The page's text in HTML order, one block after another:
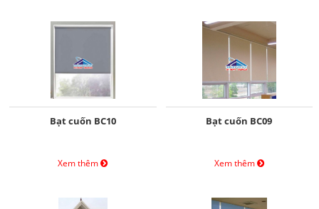
Bạt cuốn BC10
Xem thêm
Bạt cuốn BC09
Xem thêm